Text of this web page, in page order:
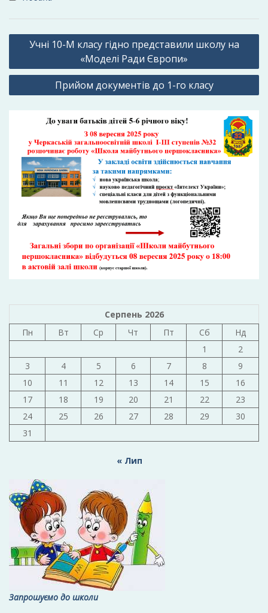
Навігація
Учні 10-М класу гідно представили школу на
«Моделі Ради Європи»
Прийом документів до 1-го класу
Серпень 2026
Пн
Вт Ср Чт Пт Сб
Нд
1
2
3
4 5 6 7 8
9
10
11 12 13 14 15
16
17
18 19 20 21 22
23
24
25 26 27 28 29
30
31
« Лип
Запрошуємо до школи